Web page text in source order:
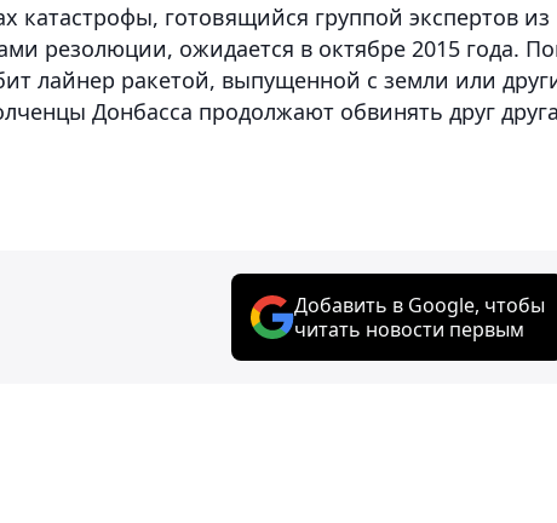
катастрофы, готовящийся группой экспертов из
резолюции, ожидается в октябре 2015 года.
лайнер ракетой, выпущенной с земли или
Донбасса продолжают обвинять друг
Добавить в Google, чтобы
читать новости первым